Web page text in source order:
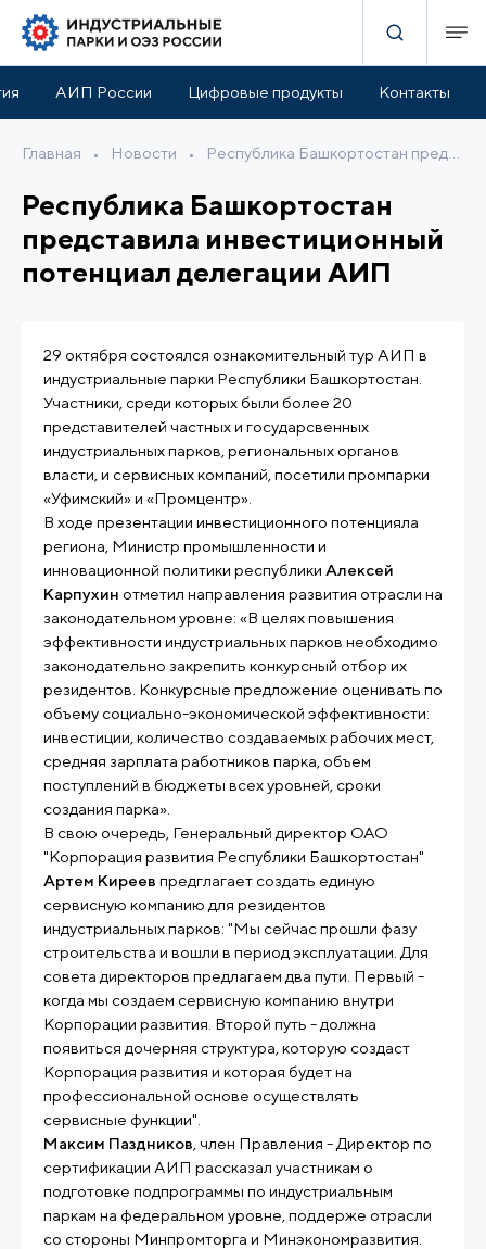
АИП России Цифровые продукты Контакты
Главная • Новости •
Республика Башкортостан
представила инвестиционный
потенциал делегации АИП
29 октября состоялся ознакомительный тур АИП в
индустриальные парки Республики Башкортостан.
Участники, среди которых были более 20
представителей частных и государсвенных
индустриальных парков, региональных органов
власти, и сервисных компаний, посетили промпарки
«Уфимский» и «Промцентр».
В ходе презентации инвестиционного потенцияла
региона, Министр промышленности и
инновационной политики республики Алексей
Карпухин отметил направления развития отрасли на
законодательном уровне: «В целях повышения
эффективности индустриальных парков необходимо
законодательно закрепить конкурсный отбор их
резидентов. Конкурсные предложение оценивать по
объему социально-экономической эффективности:
инвестиции, количество создаваемых рабочих мест,
средняя зарплата работников парка, объем
поступлений в бюджеты всех уровней, сроки
создания парка».
В свою очередь, Генеральный директор ОАО
"Корпорация развития Республики Башкортостан"
Артем Киреев предглагает создать единую
сервисную компанию для резидентов
индустриальных парков: "Мы сейчас прошли фазу
строительства и вошли в период эксплуатации. Для
совета директоров предлагаем два пути. Первый -
когда мы создаем сервисную компанию внутри
Корпорации развития. Второй путь - должна
появиться дочерняя структура, которую создаст
Корпорация развития и которая будет на
профессиональной основе осуществлять
сервисные функции".
Максим Паздников , член Правления - Директор по
сертификации АИП рассказал участникам о
подготовке подпрограммы по индустриальным
паркам на федеральном уровне, поддерже отрасли
со стороны Минпромторга и Минэкономразвития.